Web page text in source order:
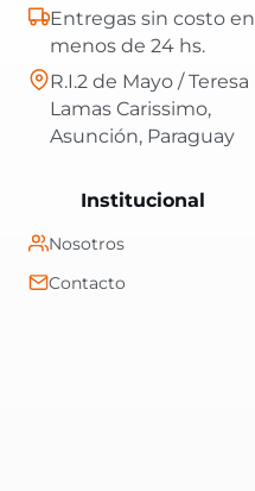
Institucional
Nosotros
Contacto
Entregas sin costo en
menos de 24 hs.
R.I.2 de Mayo / Teresa
Lamas Carissimo,
Asunción, Paraguay